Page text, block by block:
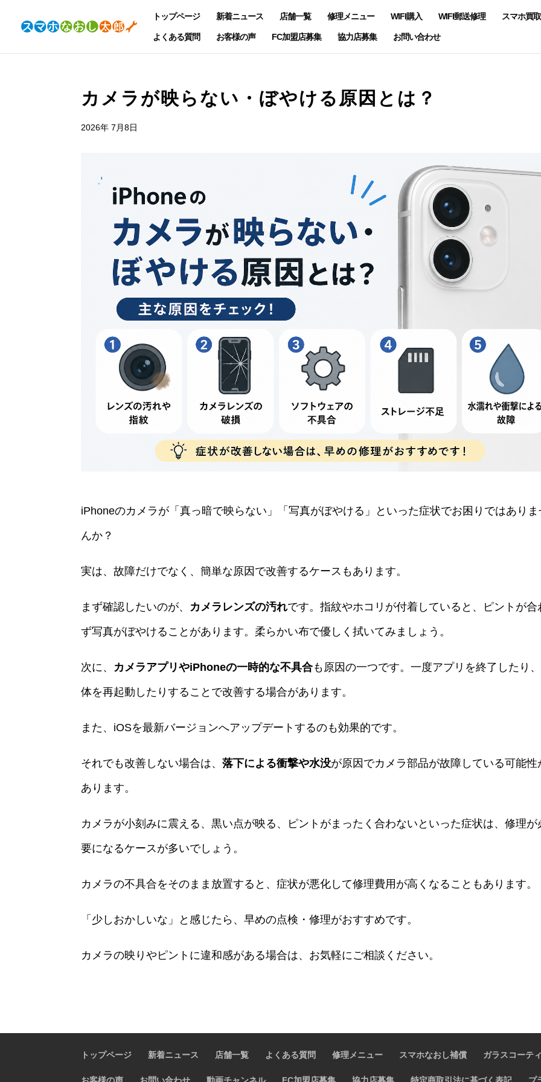
トップページ 新着ニュース 店舗一覧 修理メニュー WIFI購入 WIFI郵送修理 スマホ買取
よくある質問 お客様の声 FC加盟店募集 協力店募集 お問い合わせ
カメラが映らない・ぼやける原因とは？
2026年 7月8日
iPhoneのカメラが「真っ暗で映らない」「写真がぼやける」といった症状でお困りではありま
んか？
実は、故障だけでなく、簡単な原因で改善するケースもあります。
まず確認したいのが、 カメラレンズの汚れです。指紋やホコリが付着していると、ピントが合
ず写真がぼやけることがあります。柔らかい布で優しく拭いてみましょう。
次に、 カメラアプリやiPhoneの一時的な不具合も原因の一つです。一度アプリを終了したり
体を再起動したりすることで改善する場合があります。
また、iOSを最新バージョンへアップデートするのも効果的です。
それでも改善しない場合は、落下による衝撃や水没が原因でカメラ部品が故障している可能性
あります。
カメラが小刻みに震える、黒い点が映る、ピントがまったく合わないといった症状は、修理が
要になるケースが多いでしょう。
カメラの不具合をそのまま放置すると、症状が悪化して修理費用が高くなることもあります。
「少しおかしいな」と感じたら、早めの点検・修理がおすすめです。
カメラの映りやピントに違和感がある場合は、お気軽にご相談ください。
トップページ 新着ニュース 店舗一覧 よくある質問 修理メニュー スマホなおし補償 ガラスコーテ
お客様の声 お問い合わせ 動画チャンネル FC加盟店募集 協力店募集 特定商取引法に基づく表記 プ